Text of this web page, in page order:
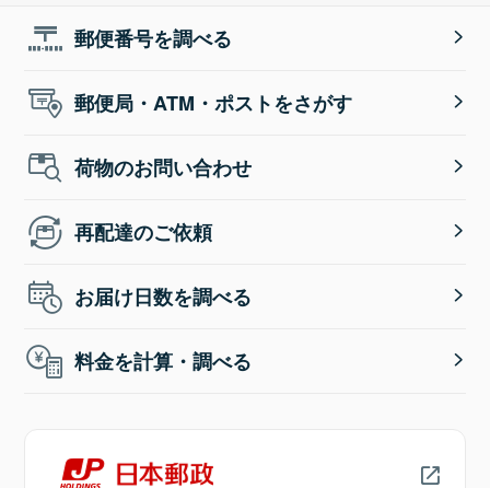
郵便番号を調べる
郵便局・ATM・ポストをさがす
荷物のお問い合わせ
再配達のご依頼
お届け日数を調べる
料金を計算・調べる